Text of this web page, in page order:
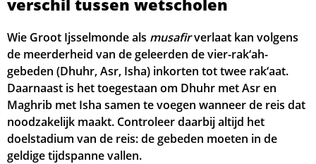
verschil tussen wetscholen
Wie Groot Ijsselmonde als musafirverlaat kan volgens
de meerderheid van de geleerden de vier-rak‘ah-
gebeden (Dhuhr, Asr, Isha) inkorten tot twee rak‘aat.
Daarnaast is het toegestaan om Dhuhr met Asr en
Maghrib met Isha samen te voegen wanneer de reis dat
noodzakelijk maakt. Controleer daarbij altijd het
doelstadium van de reis: de gebeden moeten in de
geldige tijdspanne vallen.